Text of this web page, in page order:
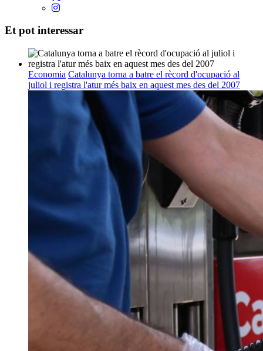
Et pot interessar
Economia Catalunya torna a batre el rècord d'ocupació al
juliol i registra l'atur més baix en aquest mes des del 2007